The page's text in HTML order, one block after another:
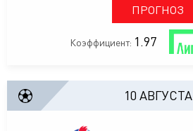
ПРОГНОЗ
Коэффициент: 1.97
10 АВГУСТА